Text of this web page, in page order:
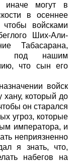
иначе могут в
в осеннее
войсками
Ших-Али-
Табасарана,
под нашим
что сын его
войск
который до
он старался
угроз, которые
императора, и
неприязненно
я знать, что,
набегов на